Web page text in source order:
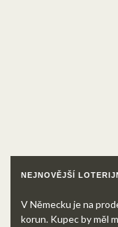
NEJNOVĚJŠÍ
V Německu je na
korun. Kupec by měl